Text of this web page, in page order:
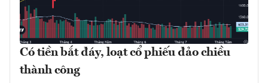
Có tiền bắt đáy, loạt cổ phiếu đảo chiều
thành công